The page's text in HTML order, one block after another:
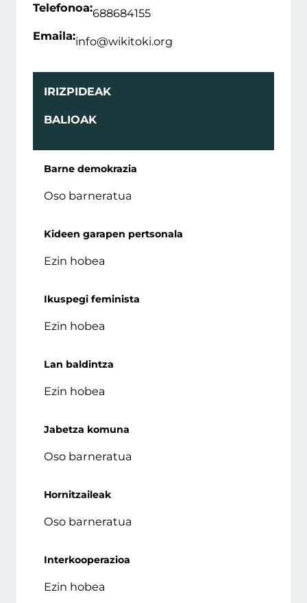
Telefonoa:688684155
Emaila:info@wikitoki.org
IRIZPIDEAK
BALIOAK
Barne demokrazia
Oso barneratua
Kideen garapen pertsonala
Ezin hobea
Ikuspegi feminista
Ezin hobea
Lan baldintza
Ezin hobea
Jabetza komuna
Oso barneratua
Hornitzaileak
Oso barneratua
Interkooperazioa
Ezin hobea